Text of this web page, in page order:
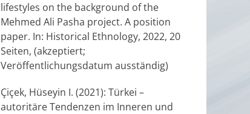
lifestyles on the background of the
Mehmed Ali Pasha project. A position
paper. In: Historical Ethnology, 2022, 20
Seiten, (akzeptiert;
Veröffentlichungsdatum ausständig)
Çiçek, Hüseyin I. (2021): Türkei –
autoritäre Tendenzen im Inneren und